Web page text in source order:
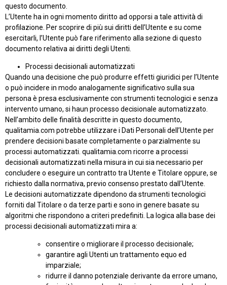
questo documento.
L’Utente ha in ogni momento diritto ad opporsi a tale attività di
profilazione. Per scoprire di più sui diritti dell’Utente e su come
esercitarli, l’Utente può fare riferimento alla sezione di questo
documento relativa ai diritti degli Utenti.
Processi decisionali automatizzati
Quando una decisione che può produrre effetti giuridici per l’Utente
o può incidere in modo analogamente significativo sulla sua
persona è presa esclusivamente con strumenti tecnologici e senza
intervento umano, si haun processo decisionale automatizzato.
Nell’ambito delle finalità descritte in questo documento,
qualitamia.com potrebbe utilizzare i Dati Personali dell’Utente per
prendere decisioni basate completamente o parzialmente su
processi automatizzati. qualitamia.com ricorre a processi
decisionali automatizzati nella misura in cui sia necessario per
concludere o eseguire un contratto tra Utente e Titolare oppure, se
richiesto dalla normativa, previo consenso prestato dall’Utente.
Le decisioni automatizzate dipendono da strumenti tecnologici
forniti dal Titolare o da terze parti e sono in genere basate su
algoritmi che rispondono a criteri predefiniti. La logica alla base dei
processi decisionali automatizzati mira a:
consentire o migliorare il processo decisionale;
garantire agli Utenti un trattamento equo ed
imparziale;
ridurre il danno potenziale derivante da errore umano,